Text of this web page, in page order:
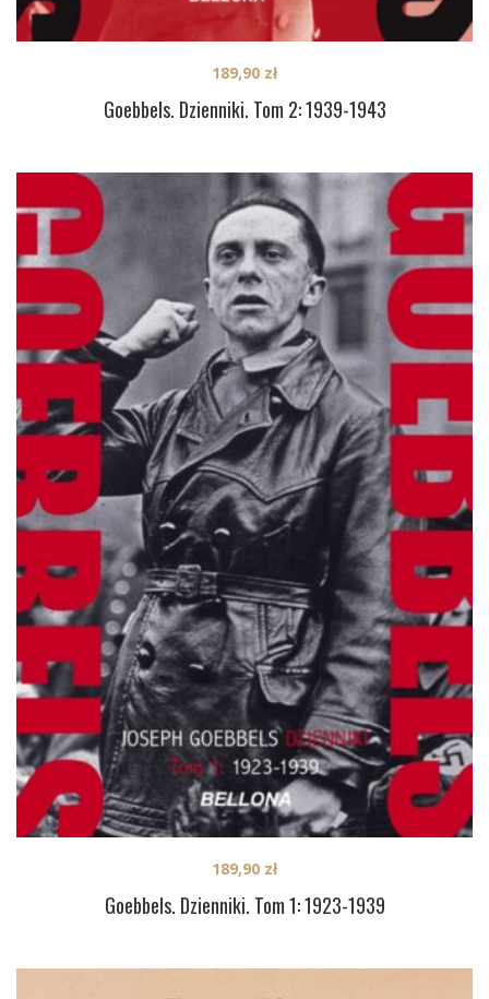
Goebbels. Dzienniki. Tom 2: 1939-1943
189,90 zł
Goebbels. Dzienniki. Tom 1: 1923-1939
189,90 zł